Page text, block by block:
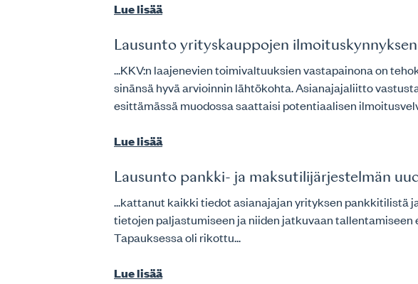
Lue lisää
Lausunto yrityskauppojen
...KKV:n laajenevien toimivaltuuksien vastapainona on
sinänsä hyvä arvioinnin lähtökohta. Asianajajaliitto
esittämässä muodossa saattaisi potentiaalisen
Lue lisää
Lausunto pankki- ja maksutilijärjestelmän
...kattanut kaikki tiedot asianajajan yrityksen pankkitilistä
tietojen paljastumiseen ja niiden jatkuvaan
Tapauksessa oli rikottu...
Lue lisää